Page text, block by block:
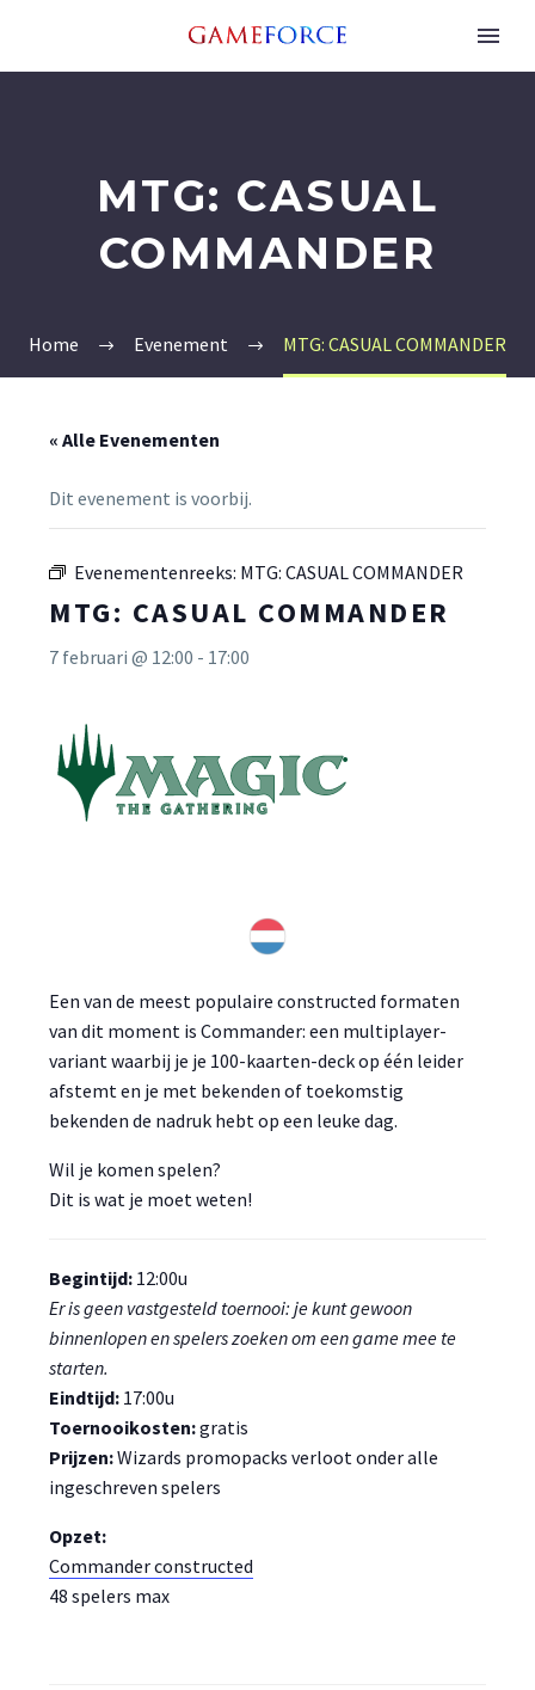
MTG: CASUAL
COMMANDER
Home Evenement MTG: CASUAL COMMANDER
« Alle Evenementen
Dit evenement is voorbij.
Evenementenreeks: MTG: CASUAL COMMANDER
MTG: CASUAL COMMANDER
7 februari @ 12:00 - 17:00
Een van de meest populaire constructed formaten
van dit moment is Commander: een multiplayer-
variant waarbij je je 100-kaarten-deck op één leider
afstemt en je met bekenden of toekomstig
bekenden de nadruk hebt op een leuke dag.
Wil je komen spelen?
Dit is wat je moet weten!
Begintijd: 12:00u
Er is geen vastgesteld toernooi: je kunt gewoon
binnenlopen en spelers zoeken om een game mee te
starten.
Eindtijd: 17:00u
Toernooikosten:gratis
Prijzen:Wizards promopacks verloot onder alle
ingeschreven spelers
Opzet:
Commander constructed
48 spelers max